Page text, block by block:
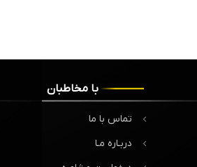
با مخاطبان
تماس با ما
دربـاره مـا